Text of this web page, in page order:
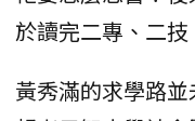
於讀完二專、二技
黃秀滿的求學路